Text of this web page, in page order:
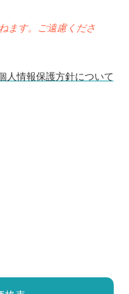
ます。ご遠慮くださ
人情報保護方針について